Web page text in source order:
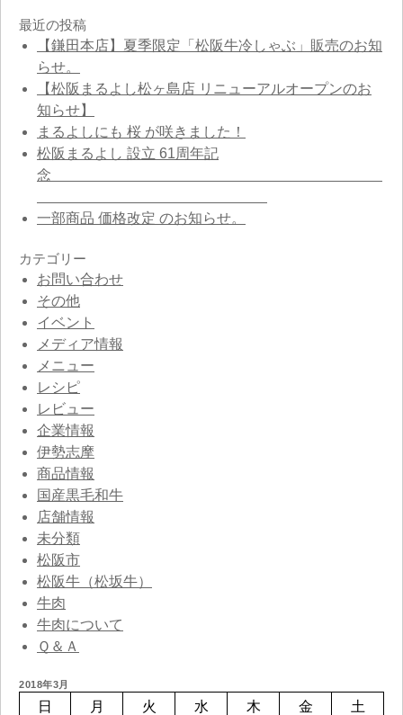
最近の投稿
【鎌田本店】夏季限定「松阪牛冷しゃぶ」販売のお知
らせ。
【松阪まるよし松ヶ島店 リニューアルオープンのお
知らせ】
まるよしにも 桜 が咲きました！
松阪まるよし 設立 61周年記
念
一部商品 価格改定 のお知らせ。
カテゴリー
お問い合わせ
その他
イベント
メディア情報
メニュー
レシピ
レビュー
企業情報
伊勢志摩
商品情報
国産黒毛和牛
店舗情報
未分類
松阪市
松阪牛（松坂牛）
牛肉
牛肉について
Ｑ＆Ａ
2018年3月
日 月 火 水 木 金
土